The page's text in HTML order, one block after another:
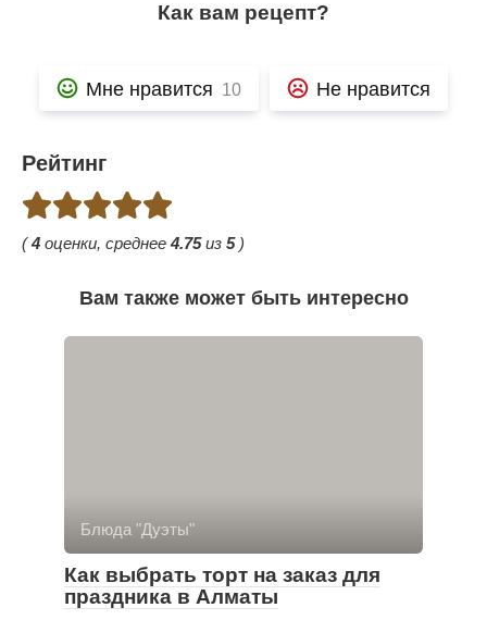
Как вам рецепт?
Мне нравится 10 Не нравится
Рейтинг
(4 оценки, среднее 4.75из 5)
Вам также может быть интересно
Блюда "Дуэты"
Как выбрать торт на заказ для
праздника в Алматы